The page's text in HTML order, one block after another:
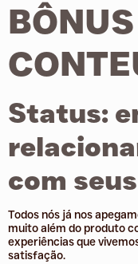
Status:
com
Todos nós já nos
muito além do produto
experiências que
satisfação.